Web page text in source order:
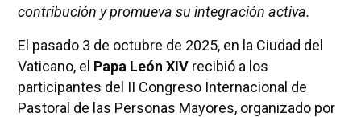
contribución y promueva su integración activa.
El pasado 3 de octubre de 2025, en la Ciudad del
Vaticano, el Papa León XIVrecibió a los
participantes del II Congreso Internacional de
Pastoral de las Personas Mayores, organizado por